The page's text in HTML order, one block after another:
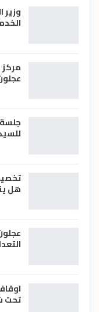
وزير
مركز
هل
تحت